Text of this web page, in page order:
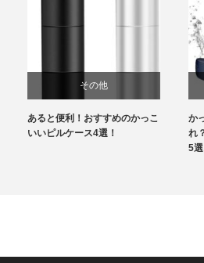
その他
あると便利！おすすめのかっこ
いいピルケース4選！
か
れ
5選